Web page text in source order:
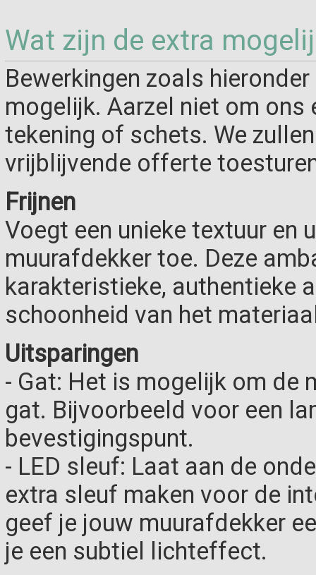
Wat zijn de extra
Bewerkingen zoals
mogelijk. Aarzel niet om ons
tekening of schets. We
vrijblijvende offerte
Frijnen
Voegt een unieke textuur en
muurafdekker toe. Deze
karakteristieke, authentieke
schoonheid van het
Uitsparingen
- Gat: Het is mogelijk om de
gat. Bijvoorbeeld voor een
bevestigingspunt.
- LED sleuf: Laat aan de
extra sleuf maken voor de
geef je jouw muurafdekker
je een subtiel lichteffect.